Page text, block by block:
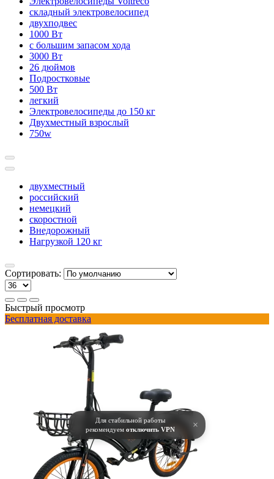
Для стабильной работы
рекомендуем отключить VPN ×
складный электровелосипед
двухподвес
1000 Вт
с большим запасом хода
3000 Вт
26 дюймов
Подростковые
500 Вт
легкий
Электровелосипеды до 150 кг
Двухместный взрослый
750w
двухместный
российский
немецкий
скоростной
Внедорожный
Нагрузкой 120 кг
Сортировать:
Быстрый просмотр
Бесплатная доставка